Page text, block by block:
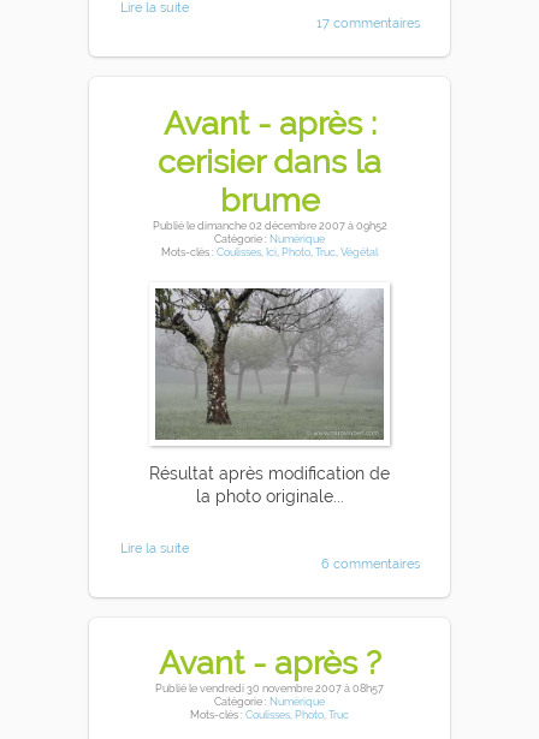
Lire la suite
17 commentaires
Avant - après :
cerisier dans la
brume
Publiéle dimanche 02 décembre 2007à 09h52
Catégorie : Numérique
Mots-clés : Coulisses Ici Photo Truc Végétal
Résultat après modification de
la photo originale...
Lire la suite
6 commentaires
Avant - après ?
Publiéle vendredi 30 novembre 2007à 08h57
Catégorie : Numérique
Mots-clés : Coulisses Photo Truc